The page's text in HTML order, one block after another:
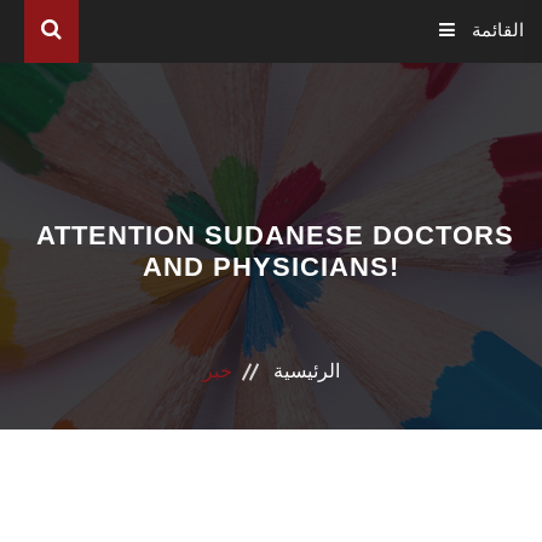
القائمة
التحول الرقمي
الأخبار
ATTENTION SUDANESE DOCTORS
AND PHYSICIANS!
الرئيسية خبر